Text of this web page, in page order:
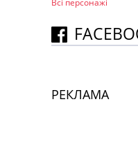
Всі персонажi
РЕКЛАМА